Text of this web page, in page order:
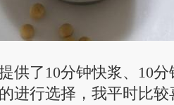
供了10分钟快浆、10
进行选择，我平时比